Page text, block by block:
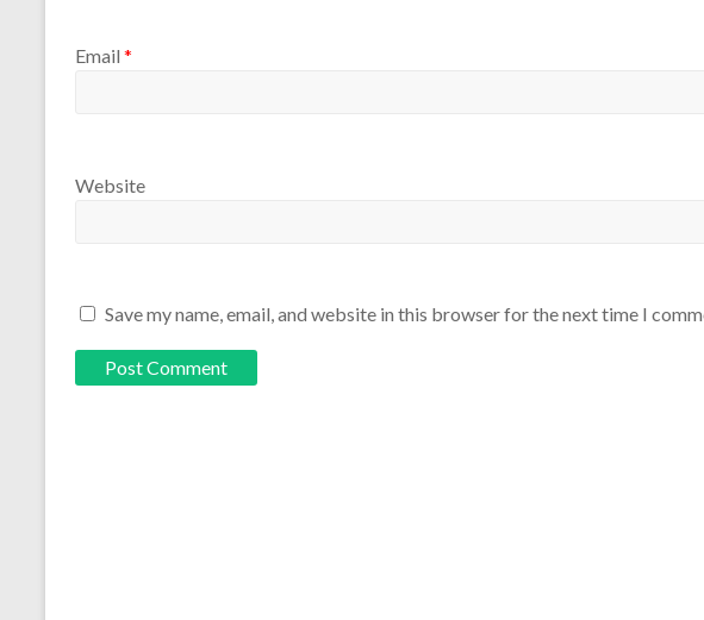
Email *
Website
Save my name, email, and website in this browser for the next time I